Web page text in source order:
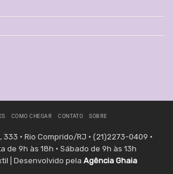
COMO CHEGAR CONTATO SOBRE
• Rio Comprido/RJ • (21)2273-0409 •
de 9h às 18h • Sábado de 9h às 13h
| Desenvolvido pela Agência Ghaia